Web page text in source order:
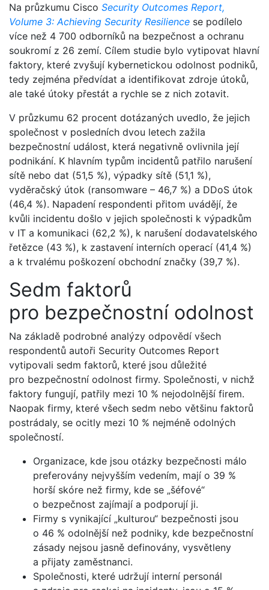
Na průzkumu Cisco Security Outcomes Report,
Volume 3: Achieving Security Resilience se podílelo
více než 4 700 odborníků na bezpečnost a ochranu
soukromí z 26 zemí. Cílem studie bylo vytipovat hlavní
faktory, které zvyšují kybernetickou odolnost podniků,
tedy zejména předvídat a identifikovat zdroje útoků,
ale také útoky přestát a rychle se z nich zotavit.
V průzkumu 62 procent dotázaných uvedlo, že jejich
společnost v posledních dvou letech zažila
bezpečnostní událost, která negativně ovlivnila její
podnikání. K hlavním typům incidentů patřilo narušení
sítě nebo dat (51,5 %), výpadky sítě (51,1 %),
vyděračský útok (ransomware – 46,7 %) a DDoS útok
(46,4 %). Napadení respondenti přitom uvádějí, že
kvůli incidentu došlo v jejich společnosti k výpadkům
v IT a komunikaci (62,2 %), k narušení dodavatelského
řetězce (43 %), k zastavení interních operací (41,4 %)
a k trvalému poškození obchodní značky (39,7 %).
Sedm faktorů
pro bezpečnostní odolnost
Na základě podrobné analýzy odpovědí všech
respondentů autoři Security Outcomes Report
vytipovali sedm faktorů, které jsou důležité
pro bezpečnostní odolnost firmy. Společnosti, v nichž
faktory fungují, patřily mezi 10 % nejodolnější firem.
Naopak firmy, které všech sedm nebo většinu faktorů
postrádaly, se ocitly mezi 10 % nejméně odolných
společností.
Organizace, kde jsou otázky bezpečnosti málo
preferovány nejvyšším vedením, mají o 39 %
horší skóre než firmy, kde se „šéfové“
o bezpečnost zajímají a podporují ji.
Firmy s vynikající „kulturou“ bezpečnosti jsou
o 46 % odolnější než podniky, kde bezpečnostní
zásady nejsou jasně definovány, vysvětleny
a přijaty zaměstnanci.
Společnosti, které udržují interní personál